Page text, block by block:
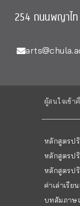
254 ถนนพญาไท
ผู้สนใจเข้า
หลักสูตรป
หลักสูตรป
หลักสูตรป
ค่าเล่าเรี
บทสัมภาษ